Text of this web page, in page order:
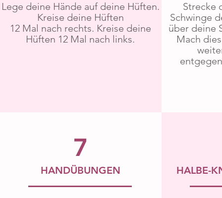
Lege deine Hände auf deine Hüften.
Kreise deine Hüften
12 Mal nach rechts. Kreise deine
Hüften 12 Mal nach links.
Strecke
Schwinge
über deine
Mach
7
HANDÜBUNGEN HALBE-